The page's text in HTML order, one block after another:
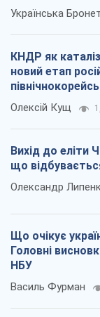
Українська
КНДР як
новий етап
Олексій Кущ
Вихід до еліти
що
Олександр
Що очікує
Головні
НБУ
Василь Фурман